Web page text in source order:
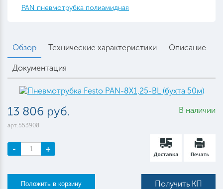
PAN пневмотрубка полиамидная
Обзор Технические характеристики Описание
Документация
13 806 руб.
арт.553908
В наличии
- +
Получить КП